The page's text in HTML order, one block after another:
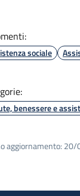
sociale
benessere e
aggiornamento: 20/